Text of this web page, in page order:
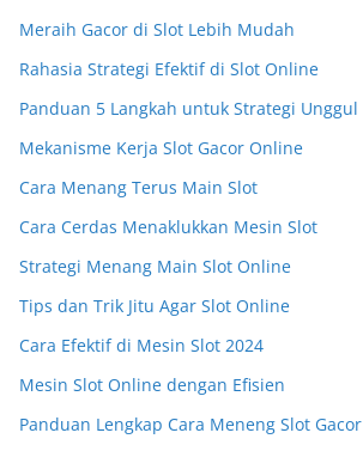
Meraih Gacor di Slot Lebih Mudah
Rahasia Strategi Efektif di Slot Online
Panduan 5 Langkah untuk Strategi Unggul
Mekanisme Kerja Slot Gacor Online
Cara Menang Terus Main Slot
Cara Cerdas Menaklukkan Mesin Slot
Strategi Menang Main Slot Online
Tips dan Trik Jitu Agar Slot Online
Cara Efektif di Mesin Slot 2024
Mesin Slot Online dengan Efisien
Panduan Lengkap Cara Meneng Slot Gacor